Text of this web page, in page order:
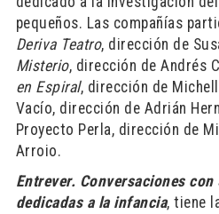
pequeños. Las compañías
Deriva Teatro, dirección de
Misterio, dirección de Andrés
en Espiral, dirección de
Vacío, dirección de Adrián
Proyecto Perla, dirección de
Arroio.
Entrever. Conversaciones
dedicadas a la infancia, tiene